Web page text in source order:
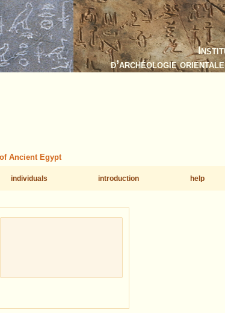
d’archéologie
Ancient Egypt
individuals introduction help